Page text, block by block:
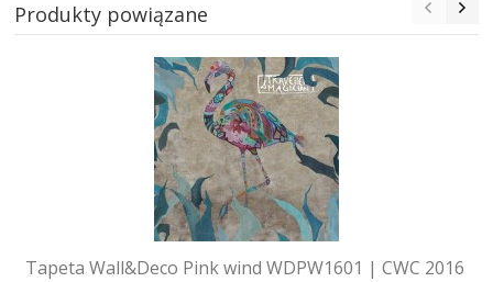
Produkty powiązane
Tapeta Wall&Deco Pink wind WDPW1601 | CWC 2016